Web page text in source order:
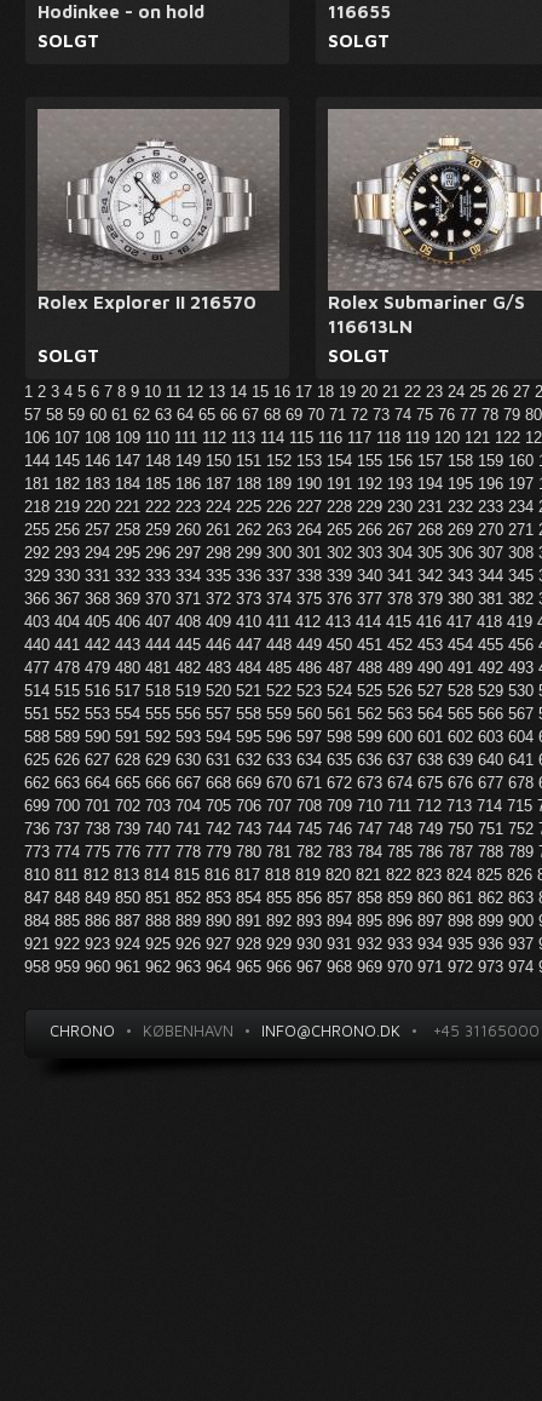
Hodinkee - on hold
SOLGT
116655
SOLGT
Rolex Explorer II 216570
SOLGT
Rolex Submariner G/S
116613LN
SOLGT
1 2 3 4 5 6 7 8 9 10 11 12 13 14 15 16 17 18 19 20 21 22 23 24 25 26 27
57 58 59 60 61 62 63 64 65 66 67 68 69 70 71 72 73 74 75 76 77 78 79
106 107 108 109 110 111 112 113 114 115 116 117 118 119 120 121 122
144 145 146 147 148 149 150 151 152 153 154 155 156 157 158 159 160
181 182 183 184 185 186 187 188 189 190 191 192 193 194 195 196 197
218 219 220 221 222 223 224 225 226 227 228 229 230 231 232 233 234
255 256 257 258 259 260 261 262 263 264 265 266 267 268 269 270 271
292 293 294 295 296 297 298 299 300 301 302 303 304 305 306 307 308
329 330 331 332 333 334 335 336 337 338 339 340 341 342 343 344 345
366 367 368 369 370 371 372 373 374 375 376 377 378 379 380 381 382
403 404 405 406 407 408 409 410 411 412 413 414 415 416 417 418 419
440 441 442 443 444 445 446 447 448 449 450 451 452 453 454 455 456
477 478 479 480 481 482 483 484 485 486 487 488 489 490 491 492 493
514 515 516 517 518 519 520 521 522 523 524 525 526 527 528 529 530
551 552 553 554 555 556 557 558 559 560 561 562 563 564 565 566 567
588 589 590 591 592 593 594 595 596 597 598 599 600 601 602 603 604
625 626 627 628 629 630 631 632 633 634 635 636 637 638 639 640 641
662 663 664 665 666 667 668 669 670 671 672 673 674 675 676 677 678
699 700 701 702 703 704 705 706 707 708 709 710 711 712 713 714 715
736 737 738 739 740 741 742 743 744 745 746 747 748 749 750 751 752
773 774 775 776 777 778 779 780 781 782 783 784 785 786 787 788 789
810 811 812 813 814 815 816 817 818 819 820 821 822 823 824 825 826
847 848 849 850 851 852 853 854 855 856 857 858 859 860 861 862 863
884 885 886 887 888 889 890 891 892 893 894 895 896 897 898 899 900
921 922 923 924 925 926 927 928 929 930 931 932 933 934 935 936 937
958 959 960 961 962 963 964 965 966 967 968 969 970 971 972 973 974
CHRONO • KØBENHAVN • INFO@CHRONO.DK • +45 31165000